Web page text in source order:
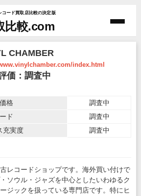
コード買取店比較の決定版
比較.com
CHAMBER
index.html
価：調査中
格
調査中
ド
調査中
充実度
調査中
レコードショップです。海外買い付けで
ソウル・ジャズを中心としたいわゆるク
ジックを扱っている専門店です。特にヒ